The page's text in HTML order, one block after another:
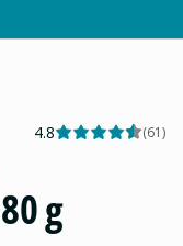
4.8 (61)
g